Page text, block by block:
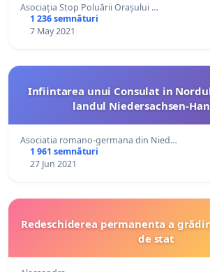
Asociația Stop Poluării Orașului …
1 236 semnături
7 May 2021
Infiintarea unui Consulat in
landul Niedersachsen-
Asociatia romano-germana din Nied…
1 961 semnături
27 Jun 2021
Redeschiderea permanenta a
de stat